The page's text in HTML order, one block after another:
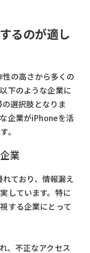
るのが適し
の高さから多くの
下のような企業に
選択肢となりま
企業がiPhoneを活
。
業
ており、情報漏え
しています。特に
する企業にとって
、不正なアクセス